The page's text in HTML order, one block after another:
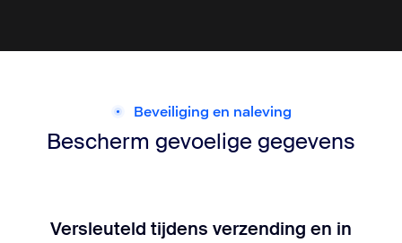
Beveiliging en naleving
Bescherm gevoelige gegevens
Versleuteld tijdens verzending en in